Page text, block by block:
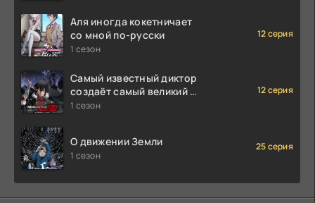
Аля иногда кокетничает
со мной по-русски
1 сезон
12 серия
Самый известный диктор
создаёт самый великий в
мире клан
1 сезон
12 серия
О движении Земли
1 сезон
25 серия